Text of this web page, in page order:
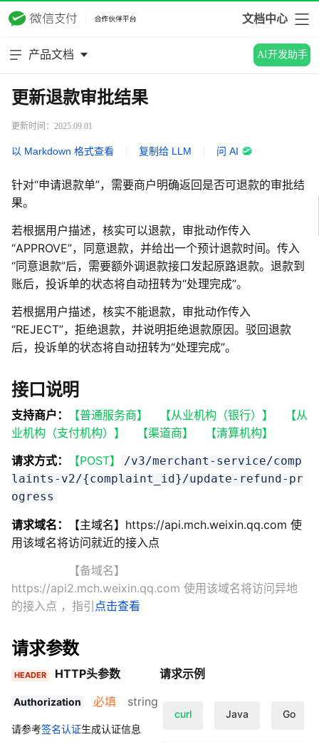
文档中心
产品文档 AI开发助手
更新退款审批结果
更新时间：2025.09.01
以 Markdown 格式查看 复制给 LLM 问 AI
针对“申请退款单”，需要商户明确返回是否可退款的审批结
果。
若根据用户描述，核实可以退款，审批动作传入
“APPROVE”，同意退款，并给出一个预计退款时间。传入
“同意退款”后，需要额外调退款接口发起原路退款。退款到
账后，投诉单的状态将自动扭转为“处理完成”。
若根据用户描述，核实不能退款，审批动作传入
“REJECT”，拒绝退款，并说明拒绝退款原因。驳回退款
后，投诉单的状态将自动扭转为“处理完成”。
接口说明
支持商户： 【普通服务商】 【从业机构（银行）】
【从
业机构（支付机构）】
【渠道商】
【清算机构】
请求方式：
【POST】
/v3/merchant-service/comp
laints-v2/{complaint_id}/update-refund-pr
ogress
请求域名： 【主域名】 https://api.mch.weixin.qq.com 使
用该域名将访问就近的接入点
【备域名】
https://api2.mch.weixin.qq.com 使用该域名将访问异地
的接入点 ，指引 点击查看
请求参数
HEADER HTTP头参数
Authorization 必填 string
请参考签名认证生成认证信息
请求示例
curl Java Go